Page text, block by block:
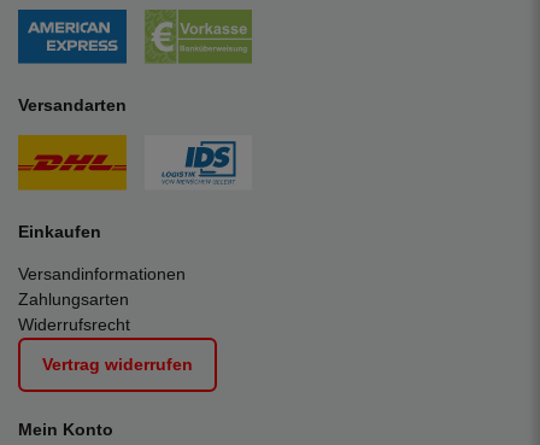
Versandarten
Einkaufen
Versandinformationen
Zahlungsarten
Widerrufsrecht
Vertrag widerrufen
Mein Konto